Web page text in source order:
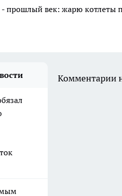
прошлый век: жарю котлеты
Комментарии